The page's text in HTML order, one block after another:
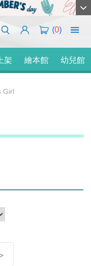
(0)
架 繪本館 幼兒館
Girl